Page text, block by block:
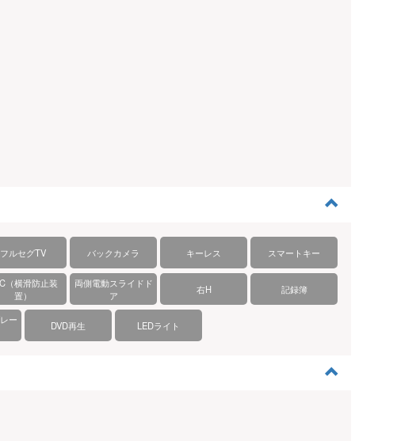
フルセグTV バックカメラ キーレス スマートキー
（横滑防止装
置）
両側電動スライドド
ア
右H 記録簿
ー
DVD再生 LEDライト